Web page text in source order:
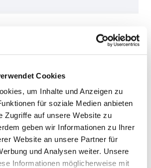
Cookies
um Inhalte und Anzeigen zu
für soziale Medien anbieten
Zugriffe auf unsere Website zu
geben wir Informationen zu Ihrer
Website an unsere Partner für
und Analysen weiter. Unsere
Informationen möglicherweise mit